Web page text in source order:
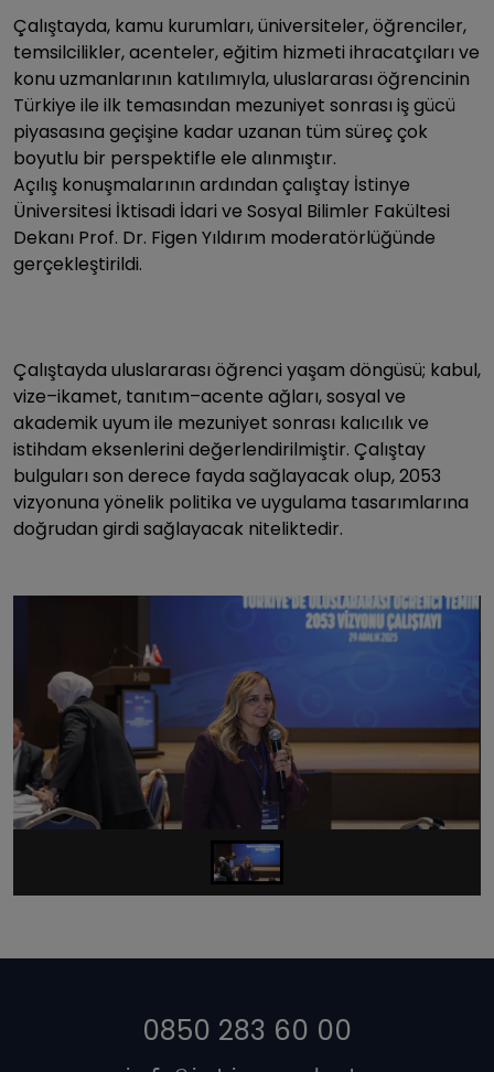
Çalıştayda, kamu kurumları, üniversiteler, öğrenciler,
temsilcilikler, acenteler, eğitim hizmeti ihracatçıları ve
konu uzmanlarının katılımıyla, uluslararası öğrencinin
Türkiye ile ilk temasından mezuniyet sonrası iş gücü
piyasasına geçişine kadar uzanan tüm süreç çok
boyutlu bir perspektifle ele alınmıştır.
Açılış konuşmalarının ardından çalıştay İstinye
Üniversitesi İktisadi İdari ve Sosyal Bilimler Fakültesi
Dekanı Prof. Dr. Figen Yıldırım moderatörlüğünde
gerçekleştirildi.
Çalıştayda uluslararası öğrenci yaşam döngüsü; kabul,
vize–ikamet, tanıtım–acente ağları, sosyal ve
akademik uyum ile mezuniyet sonrası kalıcılık ve
istihdam eksenlerini değerlendirilmiştir. Çalıştay
bulguları son derece fayda sağlayacak olup, 2053
vizyonuna yönelik politika ve uygulama tasarımlarına
doğrudan girdi sağlayacak niteliktedir.
0850 283 60 00